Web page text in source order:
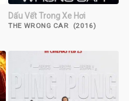
Dấu Vết Trong Xe Hơi
THE WRONG CAR (2016)